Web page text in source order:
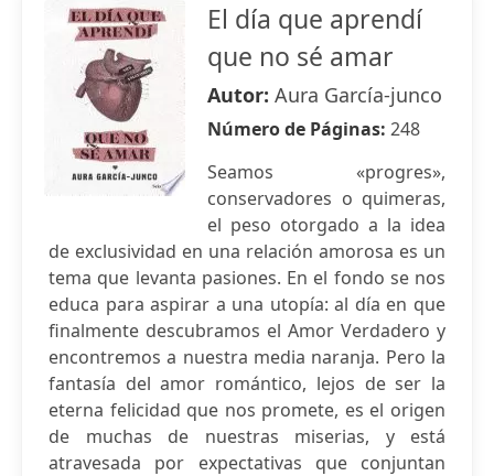
El día que aprendí
que no sé amar
Autor: Aura García-junco
Número de Páginas: 248
Seamos «progres»,
conservadores o quimeras,
el peso otorgado a la idea
de exclusividad en una relación amorosa es un
tema que levanta pasiones. En el fondo se nos
educa para aspirar a una utopía: al día en que
finalmente descubramos el Amor Verdadero y
encontremos a nuestra media naranja. Pero la
fantasía del amor romántico, lejos de ser la
eterna felicidad que nos promete, es el origen
de muchas de nuestras miserias, y está
atravesada por expectativas que conjuntan